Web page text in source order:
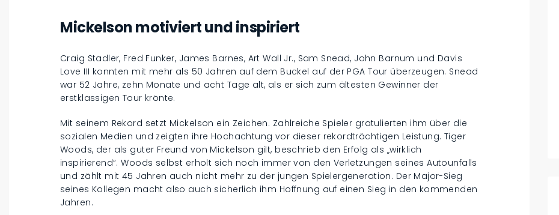
Mickelson motiviert und inspiriert
Craig Stadler, Fred Funker, James Barnes, Art Wall Jr., Sam Snead, John Barnum und Davis
Love III konnten mit mehr als 50 Jahren auf dem Buckel auf der PGA Tour überzeugen. Snead
war 52 Jahre, zehn Monate und acht Tage alt, als er sich zum ältesten Gewinner der
erstklassigen Tour krönte.
Mit seinem Rekord setzt Mickelson ein Zeichen. Zahlreiche Spieler gratulierten ihm über die
sozialen Medien und zeigten ihre Hochachtung vor dieser rekordträchtigen Leistung. Tiger
Woods, der als guter Freund von Mickelson gilt, beschrieb den Erfolg als „wirklich
inspirierend“. Woods selbst erholt sich noch immer von den Verletzungen seines Autounfalls
und zählt mit 45 Jahren auch nicht mehr zu der jungen Spielergeneration. Der Major-Sieg
seines Kollegen macht also auch sicherlich ihm Hoffnung auf einen Sieg in den kommenden
Jahren.